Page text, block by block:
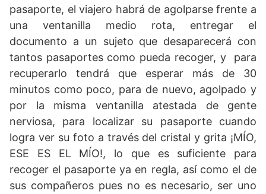
pasaporte, el viajero habrá de agolparse frente a
una ventanilla medio rota, entregar el
documento a un sujeto que desaparecerá con
tantos pasaportes como pueda recoger, y para
recuperarlo tendrá que esperar más de 30
minutos como poco, para de nuevo, agolpado y
por la misma ventanilla atestada de gente
nerviosa, para localizar su pasaporte cuando
logra ver su foto a través del cristal y grita ¡MÍO,
ESE ES EL MÍO!, lo que es suficiente para
recoger el pasaporte ya en regla, así como el de
sus compañeros pues no es necesario, ser uno